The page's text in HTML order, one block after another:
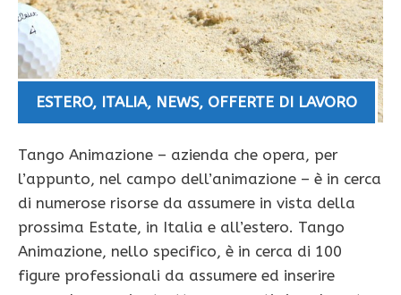
ESTERO, ITALIA, NEWS, OFFERTE DI LAVORO
Tango Animazione – azienda che opera, per
l’appunto, nel campo dell’animazione – è in cerca
di numerose risorse da assumere in vista della
prossima Estate, in Italia e all’estero. Tango
Animazione, nello specifico, è in cerca di 100
figure professionali da assumere ed inserire